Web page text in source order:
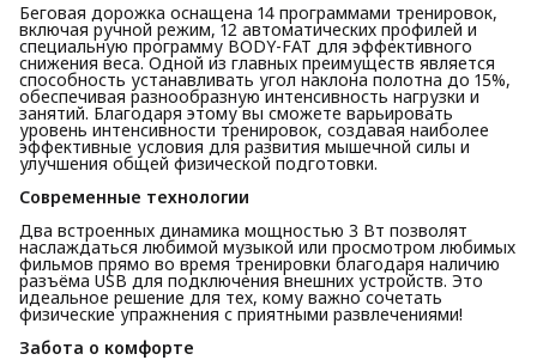
Беговая дорожка оснащена 14 программами тренировок,
включая ручной режим, 12 автоматических профилей и
специальную программу BODY-FAT для эффективного
снижения веса. Одной из главных преимуществ является
способность устанавливать угол наклона полотна до 15%,
обеспечивая разнообразную интенсивность нагрузки и
занятий. Благодаря этому вы сможете варьировать
уровень интенсивности тренировок, создавая наиболее
эффективные условия для развития мышечной силы и
улучшения общей физической подготовки.
Современные технологии
Два встроенных динамика мощностью 3 Вт позволят
наслаждаться любимой музыкой или просмотром любимых
фильмов прямо во время тренировки благодаря наличию
разъёма USB для подключения внешних устройств. Это
идеальное решение для тех, кому важно сочетать
физические упражнения с приятными развлечениями!
Забота о комфорте